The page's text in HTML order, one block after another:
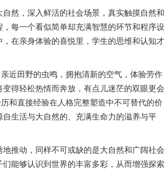
然，深入鲜活的社会场景，真实触摸自然和
每一个看似简单却充满智慧的环节和程序设
在亲身体验的喜悦里，学生的思维和认知才
近田野的虫鸣，拥抱清新的空气，体验劳作
得轻松热情而奔放，有点儿迷茫的双眼更会
和直接经验在人格完整塑造中不可替代的价
生活与大自然的、充满生命力的滋养与平
推动，同样不可或缺的是大自然和广阔社会
能够认识到世界的丰富多彩，从而增强探索